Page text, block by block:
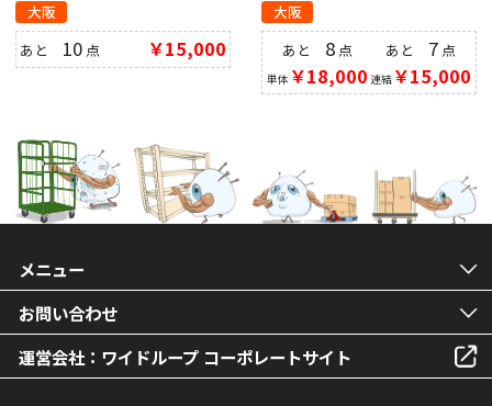
大阪
あと 10 点 ￥15,000
大阪
あと 8 点
単体 ￥18,000
あと 7点
連結￥15,000
メニュー
お問い合わせ
運営会社：ワイドループ コーポレートサイト